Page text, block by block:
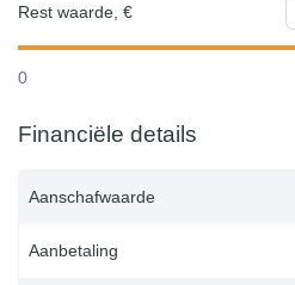
Rest waarde, €
0
Financiële details
Aanschafwaarde
Aanbetaling